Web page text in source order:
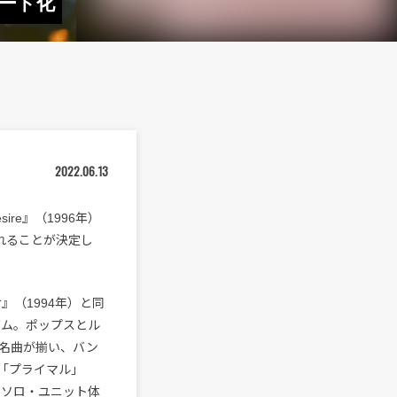
2022.06.13
』（1996年）
ることが決定し
（1994年）と同
。ポップスとル
曲が揃い、バン
ライマル」
ロ・ユニット体